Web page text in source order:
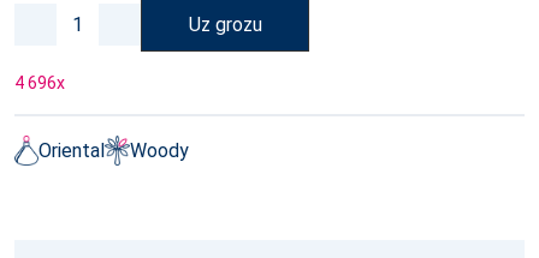
Uz grozu
4 696x
Oriental Woody